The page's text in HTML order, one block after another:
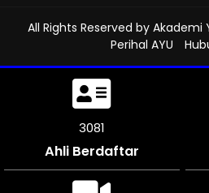
All Rights Reserved by Akademi
Perihal AYU
3441
Ahli Berdaftar